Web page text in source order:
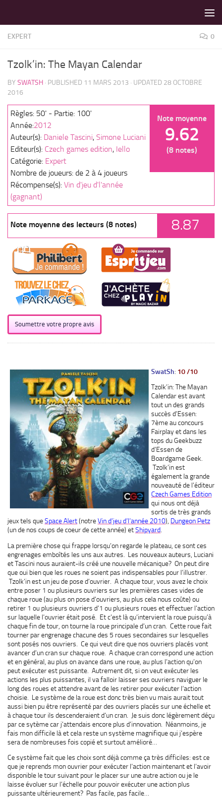
EXPERT 0
Tzolk’in: The Mayan Calendar
BY SWATSH · PUBLISHED 11 MARS 2013 · UPDATED 28 OCTOBRE
2016
Note moyenne
9.62
(8 notes)
Règles: 50' - Partie: 100'
Année:2012
Auteur(s): Daniele Tascini, Simone Luciani
Editeur(s): Czech games edition, Iello
Catégorie: Expert
Nombre de joueurs: de 2 à 4 joueurs
Récompense(s): Vin d'jeu d'l'année
(gagnant)
Note moyenne des lecteurs (8 notes) 8.87
Soumettre votre propre avis
SwatSh: 10 /10
Tzolk’in: The Mayan
Calendar est avant
tout un des grands
succès d’Essen:
7ème au concours
Fairplay et dans les
tops du Geekbuzz
d’Essen de
Boardgame Geek.
Tzolk’in est
également la grande
nouveauté de l’éditeur
Czech Games Edition
qui nous ont déjà
sortis de très grands
jeux tels queSpace Alert(notreVin d’jeu d’l’année 2010), Dungeon Petz
(un de nos coups de coeur de cette année) etShipyard.
La première chose qui frappe lorsqu’on regarde le plateau, ce sont ces
engrenages emboîtés les uns aux autres. Les nouveaux auteurs, Luciani
et Tascini nous auraient-ils créé une nouvelle mécanique? On peut dire
que oui bien que les roues ne soient pas indispensables pour l’illustrer.
Tzolk’in est un jeu de pose d’ouvrier. A chaque tour, vous avez le choix
entre poser 1 ou plusieurs ouvriers sur les premières cases vides de
chaque roue (au plus on pose d’ouvriers, au plus cela nous coûte) ou
retirer 1 ou plusieurs ouvriers d’1 ou plusieurs roues et effectuer l’action
sur laquelle l’ouvrier était posé. Et c’est là qu’intervient la roue puisqu’à
chaque fin de tour, on tourne la roue principale d’un cran. Cette roue fait
tourner par engrenage chacune des 5 roues secondaires sur lesquelles
sont posés nos ouvriers. Ce qui veut dire que nos ouvriers placés vont
avancer d’un cran sur chaque roue. A chaque cran correspond une action
et en général, au plus on avance dans une roue, au plus l’action qu’on
peut exécuter est puissante. Autrement dit, si on veut exécuter les
actions les plus puissantes, il va falloir laisser ses ouvriers naviguer le
long des roues et attendre avant de les retirer pour exécuter l’action
choisie. Le système de la roue est donc très bien vu mais aurait tout
aussi bien pu être représenté par des ouvriers placés sur une échelle et
à chaque tour ils descenderaient d’un cran. Je suis donc légèrement déçu
par ce sytème car j’attendais encore plus d’innovation. Néanmoins, je
fais mon difficile là et cela reste un système magnifique qui j’espère
sera de nombreuses fois copié et surtout amélioré…
Ce système fait que les choix sont déjà comme ça très difficiles: est ce
que je reprends mon ouvrier pour exécuter l’action maintenant et l’avoir
disponible le tour suivant pour le placer sur une autre action ou je le
laisse évoluer sur l’échelle pour pouvoir exécuter une action plus
puissante ultérieurement? Pas facile, pas facile…